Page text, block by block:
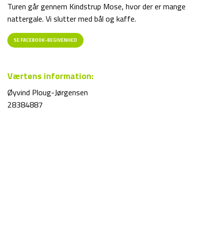
Turen går gennem Kindstrup Mose, hvor der er mange
nattergale. Vi slutter med bål og kaffe.
SE FACEBOOK-BEGIVENHED
Værtens information:
Øyvind Ploug-Jørgensen
28384887